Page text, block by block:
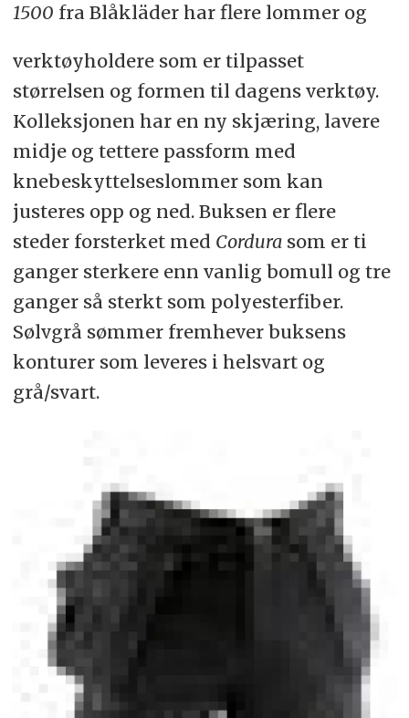
1500 fra Blåkläder har flere lommer og
verktøyholdere som er tilpasset
størrelsen og formen til dagens verktøy.
Kolleksjonen har en ny skjæring, lavere
midje og tettere passform med
knebeskyttelseslommer som kan
justeres opp og ned. Buksen er flere
steder forsterket med Cordurasom er ti
ganger sterkere enn vanlig bomull og tre
ganger så sterkt som polyesterfiber.
Sølvgrå sømmer fremhever buksens
konturer som leveres i helsvart og
grå/svart.